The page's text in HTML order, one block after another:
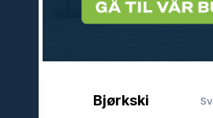
Bjørkski